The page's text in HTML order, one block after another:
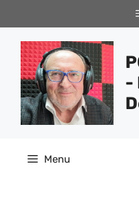
al
contenuto
-
Menu